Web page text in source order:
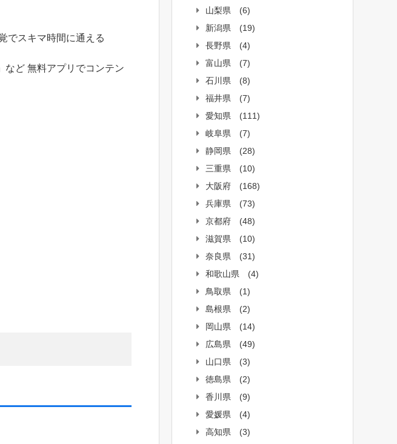
でスキマ時間に通える
など 無料アプリでコンテン
山梨県
(6)
新潟県
(19)
長野県
(4)
富山県
(7)
石川県
(8)
福井県
(7)
愛知県
(111)
岐阜県
(7)
静岡県
(28)
三重県
(10)
大阪府
(168)
兵庫県
(73)
京都府
(48)
滋賀県
(10)
奈良県
(31)
和歌山県
(4)
鳥取県
(1)
島根県
(2)
岡山県
(14)
広島県
(49)
山口県
(3)
徳島県
(2)
香川県
(9)
愛媛県
(4)
高知県
(3)